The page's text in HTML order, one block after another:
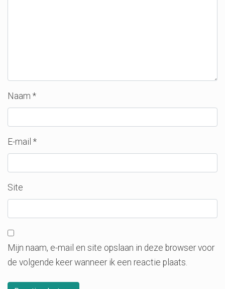
Naam *
E-mail *
Site
Mijn naam, e-mail en site opslaan in deze browser voor
de volgende keer wanneer ik een reactie plaats.